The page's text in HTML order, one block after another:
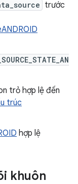
trước
trỏ hợp lệ đến
trúc
hợp lệ
khuôn